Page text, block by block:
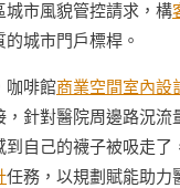
城市風貌管控請求，構
城市門戶標桿。
咖啡館商業空間室內設
針對醫院周邊路況
自己的襪子被吸走了
任務，以規劃賦能助力